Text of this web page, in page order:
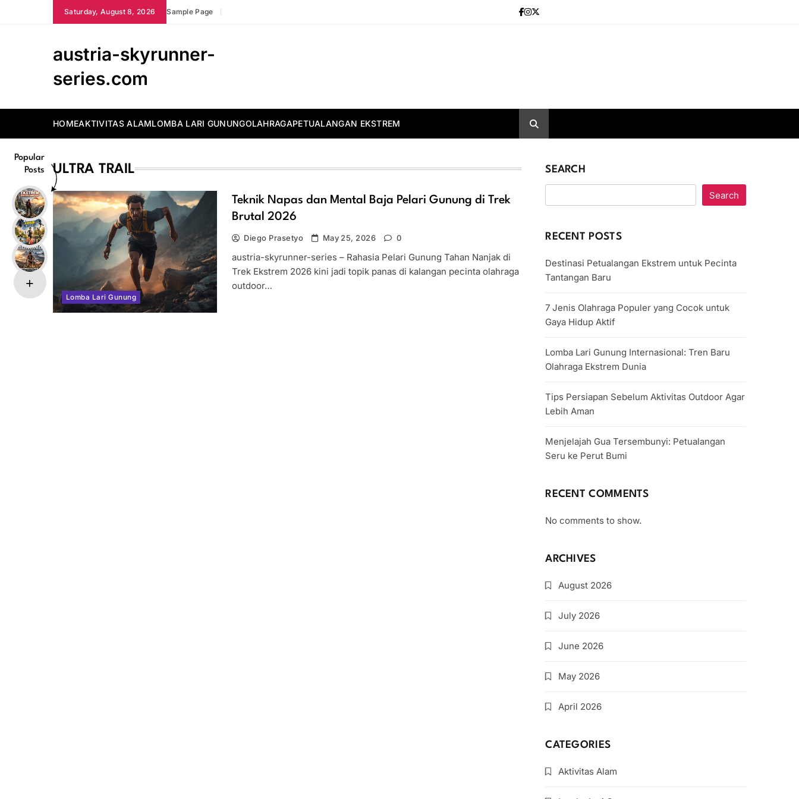
Saturday, August 8, 2026 Sample Page
austria-skyrunner-
series.com
HOMEAKTIVITAS ALAMLOMBA LARI GUNUNGOLAHRAGAPETUALANGAN EKSTREM
Popular
Posts
ULTRA TRAIL
Lomba Lari Gunung
Teknik Napas dan Mental Baja Pelari Gunung di Trek
Brutal 2026
Diego Prasetyo May 25, 2026 0
austria-skyrunner-series – Rahasia Pelari Gunung Tahan Nanjak di
Trek Ekstrem 2026 kini jadi topik panas di kalangan pecinta olahraga
outdoor…
SEARCH
Search
RECENT POSTS
Destinasi Petualangan Ekstrem untuk Pecinta
Tantangan Baru
7 Jenis Olahraga Populer yang Cocok untuk
Gaya Hidup Aktif
Lomba Lari Gunung Internasional: Tren Baru
Olahraga Ekstrem Dunia
Tips Persiapan Sebelum Aktivitas Outdoor Agar
Lebih Aman
Menjelajah Gua Tersembunyi: Petualangan
Seru ke Perut Bumi
RECENT COMMENTS
No comments to show.
ARCHIVES
August 2026
July 2026
June 2026
May 2026
April 2026
CATEGORIES
Aktivitas Alam